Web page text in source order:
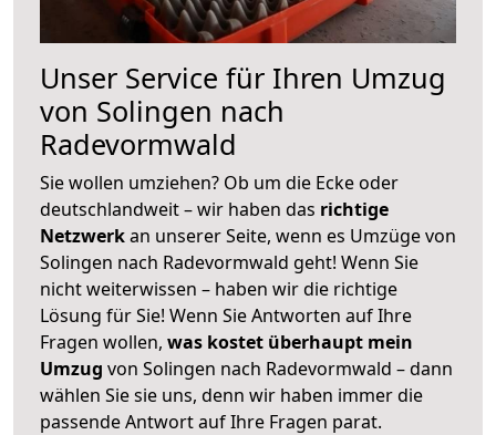
Unser Service für Ihren Umzug
von Solingen nach
Radevormwald
Sie wollen umziehen? Ob um die Ecke oder
deutschlandweit – wir haben das richtige
Netzwerkan unserer Seite, wenn es Umzüge von
Solingen nach Radevormwald geht! Wenn Sie
nicht weiterwissen – haben wir die richtige
Lösung für Sie! Wenn Sie Antworten auf Ihre
Fragen wollen, was kostet überhaupt mein
Umzug von Solingen nach Radevormwald – dann
wählen Sie sie uns, denn wir haben immer die
passende Antwort auf Ihre Fragen parat.